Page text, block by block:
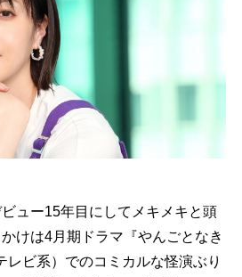
ュー15年目にしてメキメキと頭
けは4月期ドラマ『やんごとなき
レビ系）でのコミカルな怪演ぶり